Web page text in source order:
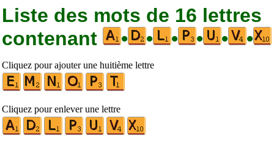
Liste des mots de 16 lettres
contenant
• • • • • •
Cliquez pour ajouter une huitième lettre
Cliquez pour enlever une lettre